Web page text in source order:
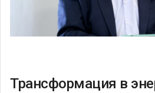
Трансформация в